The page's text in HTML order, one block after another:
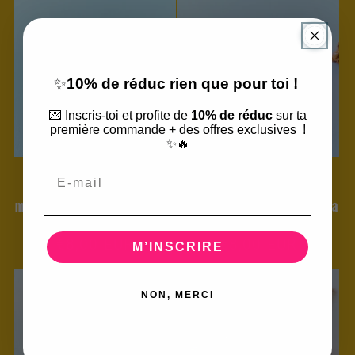
"Terre d'Amour"Pique à
Chignon fleurs séchées
mariage – Élégance Terracotta
& Nature 🌿
habituel
€8,00 EUR
mariage – Élégance Terracotta
& Nature 🌿
Prix
habituel
€8,00 EUR
✨10% de réduc rien que pour toi !
💌 Inscris-toi et profite de 10% de réducsur ta
première commande + des offres exclusives !
✨🔥
M’INSCRIRE
NON, MERCI